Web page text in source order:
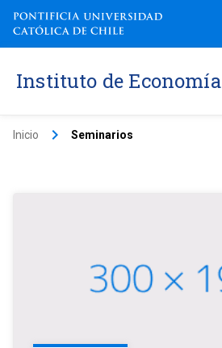
Instituto de Economía
Inicio keyboard_arrow_right Seminarios